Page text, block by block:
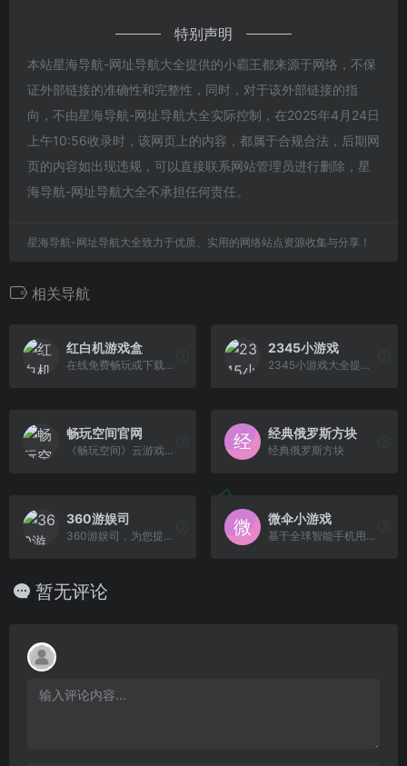
特别声明
本站星海导航-网址导航大全提供的小霸王都来源于网络，不保
证外部链接的准确性和完整性，同时，对于该外部链接的指
向，不由星海导航-网址导航大全实际控制，在2025年4月24日
上午10:56收录时，该网页上的内容，都属于合规合法，后期网
页的内容如出现违规，可以直接联系网站管理员进行删除，星
海导航-网址导航大全不承担任何责任。
星海导航-网址导航大全致力于优质、实用的网络站点资源收集与分享！
相关导航
红白机游戏盒
在线免费畅玩或下载红白机游戏，包括魂斗罗，超级玛丽，坦克大战等小霸王经典游戏，让我们一同找回童年的快乐！玩红白机游戏，就认准红白机游戏盒！
2345小游戏
2345小游戏大全提供各种绿色、安全、健康的小游戏,包含儿童喜欢的做蛋糕小游戏,做饭小游戏,女生喜欢的化妆小游戏,mm小游戏,手机游戏,连连看小游戏,双 人小游戏,美女小游戏,在线小游戏,单人/双人小游戏,闯关小游戏等各种好玩的在线小游戏。
畅玩空间官网
《畅玩空间》云游戏平台，搭载街机、FC、GBA、MD等海量怀旧游戏。基于智能预测无延迟联机技术，全面满足所有玩家游戏体验。零下载，随时通过网页或公 众号，开始全平台畅玩！
经典俄罗斯方块
经典俄罗斯方块
360游娱司
360游娱司，为您提供游戏热点资讯、热门游戏攻略、游戏专题等，包括小游戏、页游、网游、端游、手机游戏、电竞直播等内容，游戏爱好者们在这里可以快 捷地找到想玩的游戏，为您业余生活添色彩！
微伞小游戏
基于全球智能手机用户的兴趣，我们每周提供一款简单、好玩、免费的小游戏，所有游戏无须下载，即点即玩。游戏类型主要包括：智力游戏、休闲游戏、消除游戏、赛车游戏、社交游戏、...
暂无评论